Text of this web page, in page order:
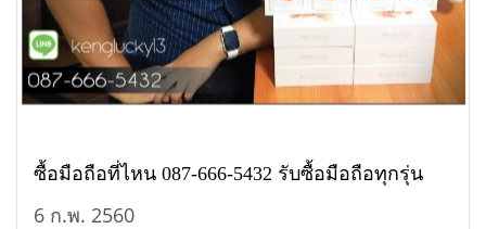
ซื้อมือถือที่ไหน 087-666-5432 รับซื้อมือถือทุกรุ่น
6 ก.พ. 2560